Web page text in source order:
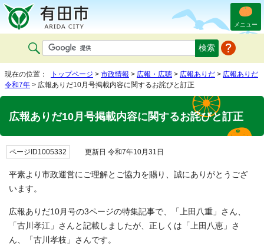
メニュー
現在の位置： トップページ > 市政情報 > 広報・広聴 > 広報ありだ > 広報ありだ
令和7年 > 広報ありだ10月号掲載内容に関するお詫びと訂正
広報ありだ10月号掲載内容に関するお詫びと訂正
ページID1005332 更新日 令和7年10月31日
平素より市政運営にご理解とご協力を賜り、誠にありがとうござ
います。
広報ありだ10月号の3ページの特集記事で、「上田八重」さん、
「古川孝江」さんと記載しましたが、正しくは「上田八恵」さ
ん、「古川孝枝」さんです。